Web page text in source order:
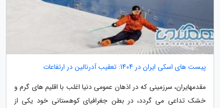
پیست های اسکی ایران در 1404: تعقیب آدرنالین در ارتفاعات
مقدمهایران، سرزمینی که در اذهان عمومی دنیا اغلب با اقلیم های گرم و
خشک تداعی می گردد، در بطن جغرافیای کوهستانی خود یکی از